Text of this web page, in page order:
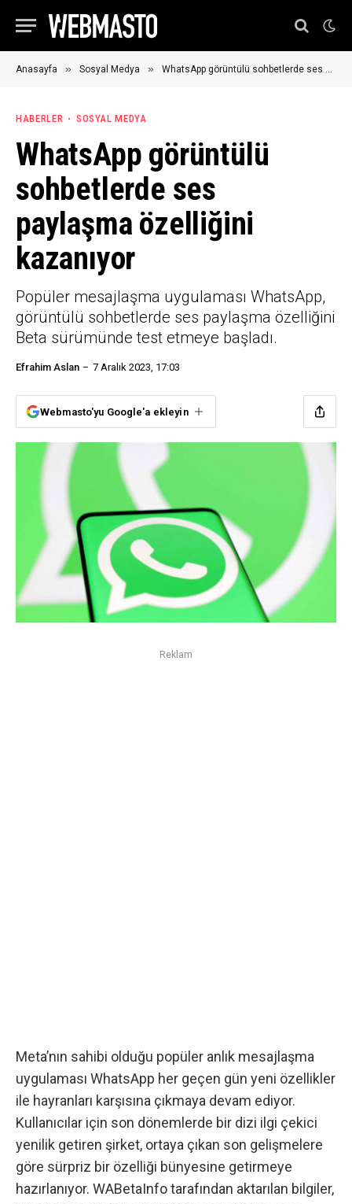
Anasayfa » Sosyal Medya » WhatsApp görüntülü sohbetlerde ses paylaşma özelliğini kazanıyor
HABERLER SOSYAL MEDYA
WhatsApp görüntülü
sohbetlerde ses
paylaşma özelliğini
kazanıyor
Popüler mesajlaşma uygulaması WhatsApp,
görüntülü sohbetlerde ses paylaşma özelliğini
Beta sürümünde test etmeye başladı.
Efrahim Aslan 7 Aralık 2023, 17:03
Webmasto'yu Google'a ekleyin
Reklam
Meta’nın sahibi olduğu popüler anlık mesajlaşma
uygulaması WhatsApp her geçen gün yeni özellikler
ile hayranları karşısına çıkmaya devam ediyor.
Kullanıcılar için son dönemlerde bir dizi ilgi çekici
yenilik getiren şirket, ortaya çıkan son gelişmelere
göre sürpriz bir özelliği bünyesine getirmeye
hazırlanıyor. WABetaInfo tarafından aktarılan bilgiler,